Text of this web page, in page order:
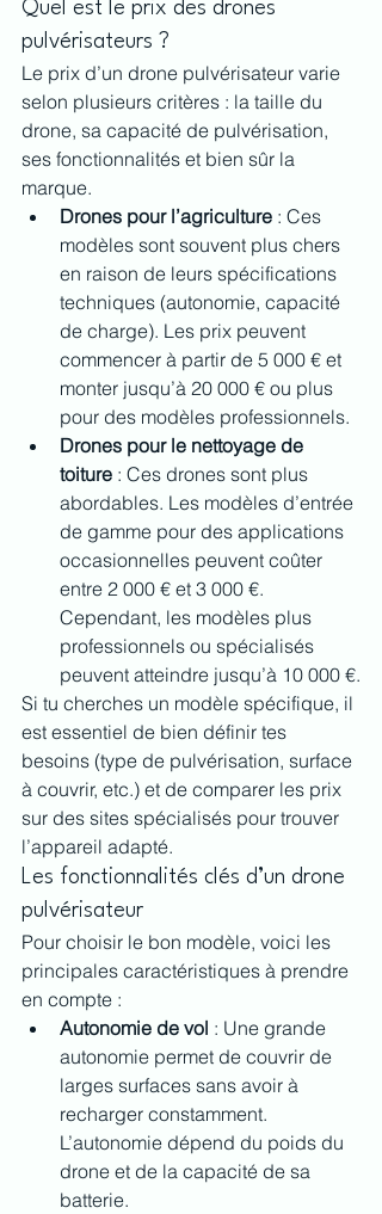
Quel est le prix des drones
pulvérisateurs ?
Le prix d’un drone pulvérisateur varie
selon plusieurs critères : la taille du
drone, sa capacité de pulvérisation,
ses fonctionnalités et bien sûr la
marque.
Drones pour l’agriculture : Ces
modèles sont souvent plus chers
en raison de leurs spécifications
techniques (autonomie, capacité
de charge). Les prix peuvent
commencer à partir de 5 000 € et
monter jusqu’à 20 000 € ou plus
pour des modèles professionnels.
Drones pour le nettoyage de
toiture : Ces drones sont plus
abordables. Les modèles d’entrée
de gamme pour des applications
occasionnelles peuvent coûter
entre 2 000 € et 3 000 €.
Cependant, les modèles plus
professionnels ou spécialisés
peuvent atteindre jusqu’à 10 000 €.
Si tu cherches un modèle spécifique, il
est essentiel de bien définir tes
besoins (type de pulvérisation, surface
à couvrir, etc.) et de comparer les prix
sur des sites spécialisés pour trouver
l’appareil adapté.
Les fonctionnalités clés d’un drone
pulvérisateur
Pour choisir le bon modèle, voici les
principales caractéristiques à prendre
en compte :
Autonomie de vol : Une grande
autonomie permet de couvrir de
larges surfaces sans avoir à
recharger constamment.
L’autonomie dépend du poids du
drone et de la capacité de sa
batterie.